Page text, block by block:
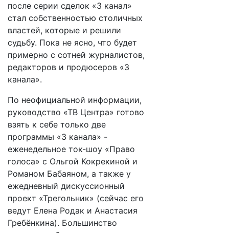
после серии сделок «3 канал»
стал собственностью столичных
властей, которые и решили
судьбу. Пока не ясно, что будет
примерно с сотней журналистов,
редакторов и продюсеров «3
канала».
По неофициальной информации,
руководство «ТВ Центра» готово
взять к себе только две
программы «3 канала» -
еженедельное ток-шоу «Право
голоса» с Ольгой Кокрекиной и
Романом Бабаяном, а также у
ежедневный дискуссионный
проект «Трегольник» (сейчас его
ведут Елена Родак и Анастасия
Гребёнкина). Большинство